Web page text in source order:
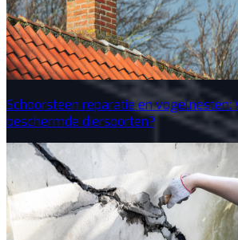
Schoorsteen reparatie en vogelnesten:
beschermde diersoorten?